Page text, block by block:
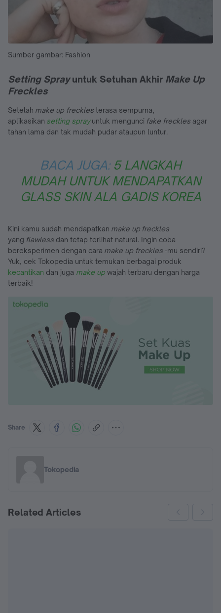
Sumber gambar: Fashion
Setting Sprayuntuk Setuhan Akhir Make Up
Freckles
Setelah make up freckles terasa sempurna,
aplikasikan setting spray untuk mengunci fake freckles agar
tahan lama dan tak mudah pudar ataupun luntur.
BACA JUGA: 5 LANGKAH
MUDAH UNTUK MENDAPATKAN
GLASS SKIN ALA GADIS KOREA
Kini kamu sudah mendapatkan make up freckles
yang flawless dan tetap terlihat natural. Ingin coba
bereksperimen dengan cara make up freckles -mu sendiri?
Yuk, cek Tokopedia untuk temukan berbagai produk
kecantikan dan juga make up wajah terbaru dengan harga
terbaik!
Share
Tokopedia
Related Articles